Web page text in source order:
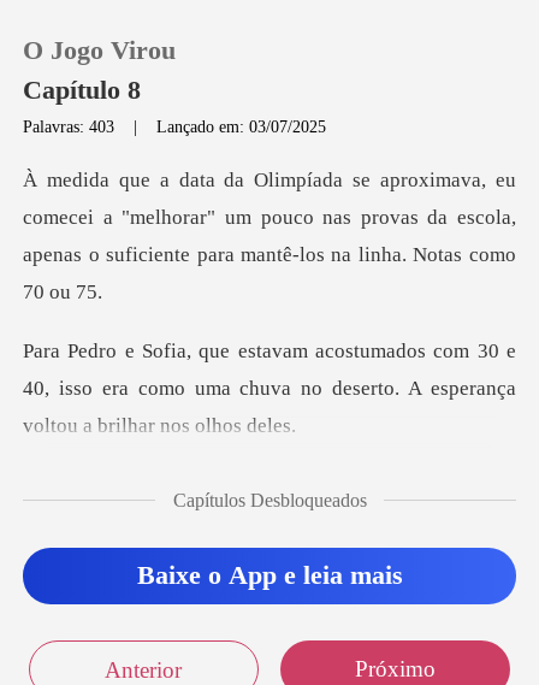
0
Sair
O Jogo Virou
Capítulo 8
Palavras: 403 |Lançado em: 03/07/2025
ei a "melhorar" um pouco nas provas da escola,
apenas o
m 30 e
40, isso era como uma chuva no deserto.
Capítulos Desbloqueados
Baixe o App e leia mais
Anterior Próximo